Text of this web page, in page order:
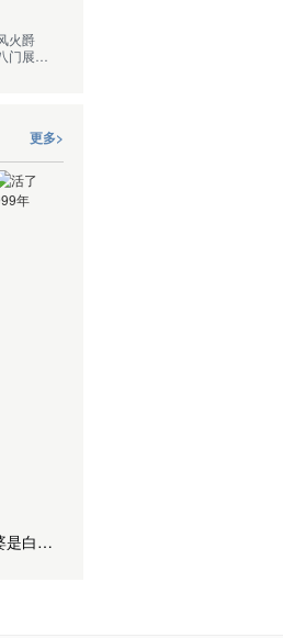
火爵
门展奇
人，展更多>
富美